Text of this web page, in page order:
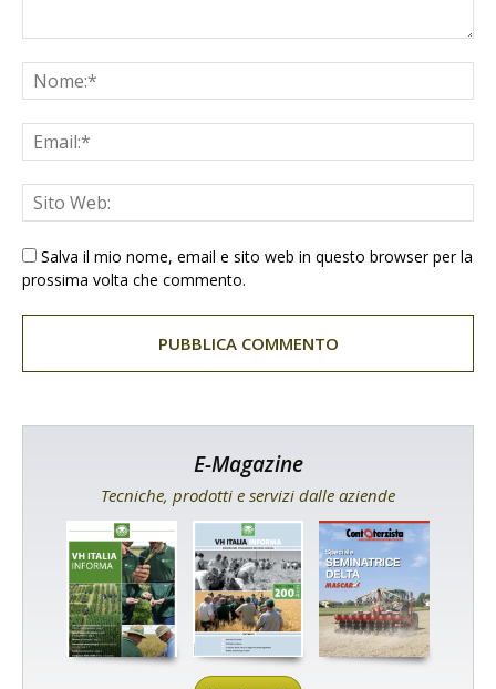
Salva il mio nome, email e sito web in questo browser per la
prossima volta che commento.
E-Magazine
Tecniche, prodotti e servizi dalle aziende